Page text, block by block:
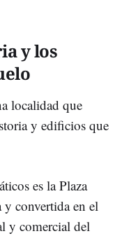
y los
localidad que
y edificios que
es la Plaza
y convertida en el
y comercial del